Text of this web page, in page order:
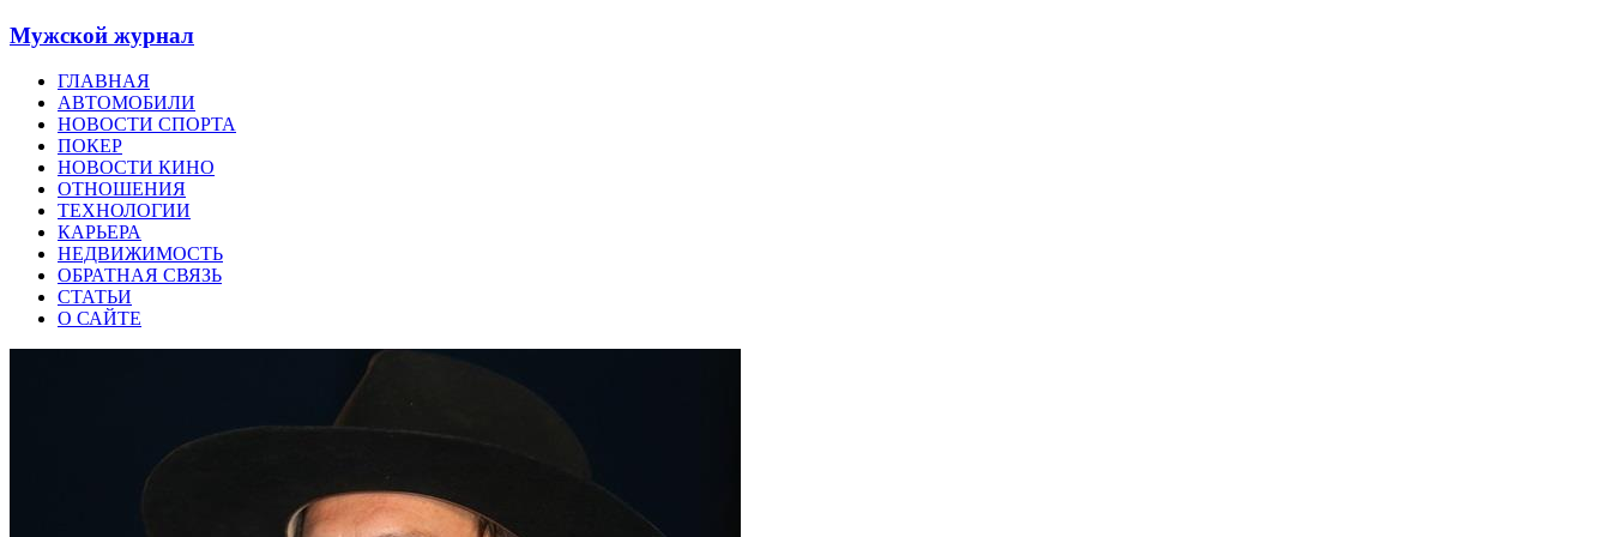
Мужской журнал
ГЛАВНАЯ
АВТОМОБИЛИ
НОВОСТИ СПОРТА
ПОКЕР
НОВОСТИ КИНО
ОТНОШЕНИЯ
ТЕХНОЛОГИИ
КАРЬЕРА
НЕДВИЖИМОСТЬ
ОБРАТНАЯ СВЯЗЬ
СТАТЬИ
О САЙТЕ